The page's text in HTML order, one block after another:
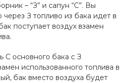
– “З” и сапун “С”. Вы
З топливо из бака идет в
поступает воздух взамен
С основного бака с З
использованного топлива в
бак вместо воздуха будет